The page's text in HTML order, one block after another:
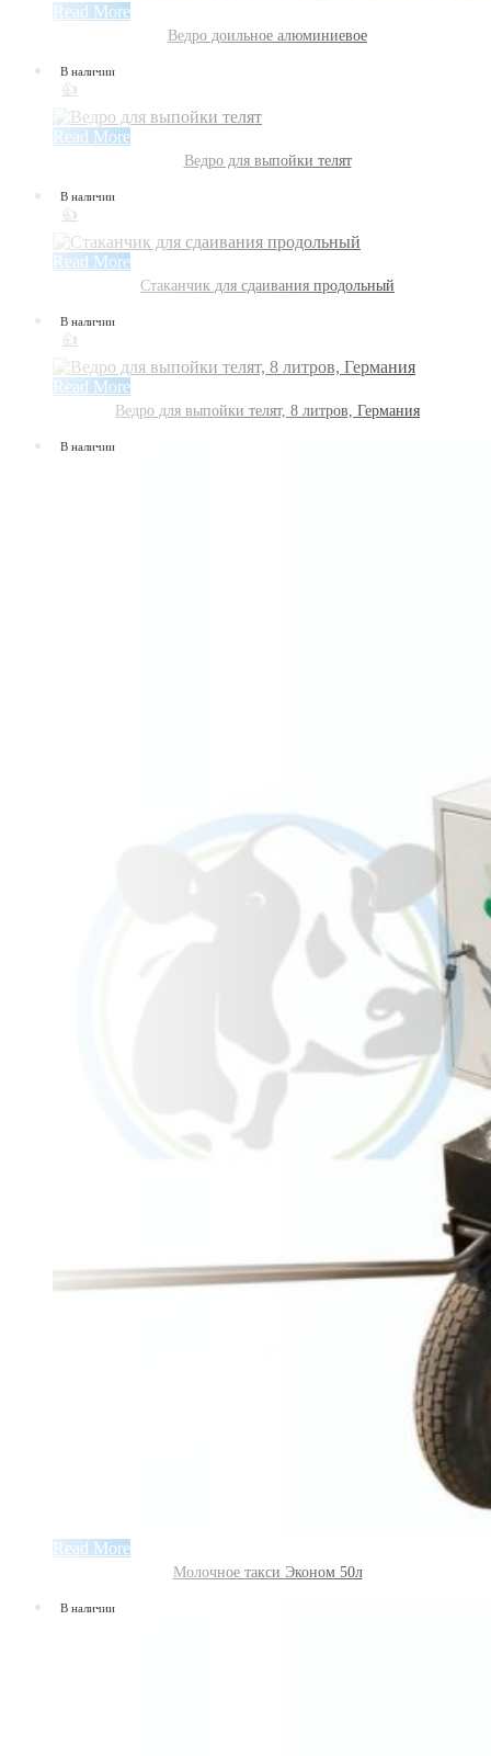
Read More
Ведро доильное алюминиевое
В наличии
👍
Read More
Ведро для выпойки телят
В наличии
👍
Read More
Стаканчик для сдаивания продольный
В наличии
👍
Read More
Ведро для выпойки телят, 8 литров, Германия
В наличии
Read More
Молочное такси Эконом 50л
В наличии